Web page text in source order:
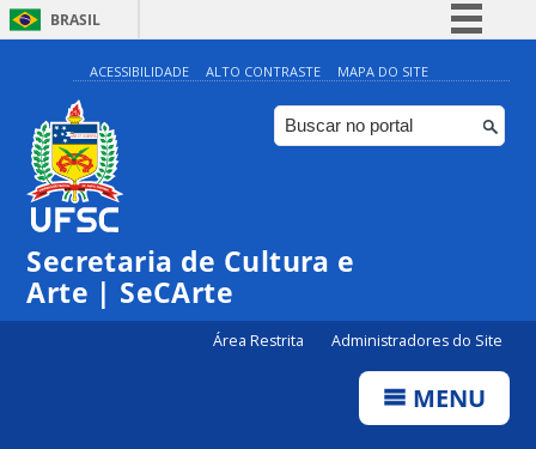
BRASIL
Simplifique!
Comunica BR
Participe
ACESSIBILIDADE ALTO CONTRASTE MAPA DO SITE
Secretaria de Cultura e
Arte | SeCArte
Área Restrita Administradores do Site
MENU